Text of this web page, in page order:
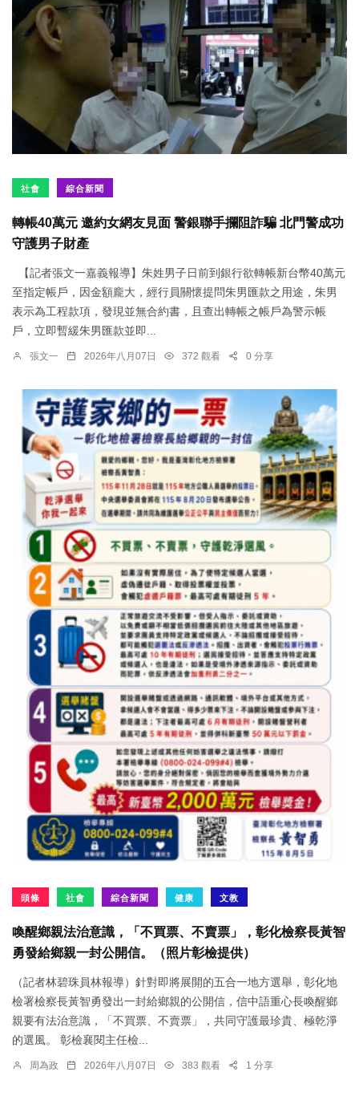
社會 綜合新聞
轉帳40萬元 邀約女網友見面 警銀聯手攔阻詐騙 北門警成功
守護男子財產
【記者張文一嘉義報導】朱姓男子日前到銀行欲轉帳新台幣40萬元
至指定帳戶，因金額龐大，經行員關懷提問朱男匯款之用途，朱男
表示為工程款項，發現並無合約書，且查出轉帳之帳戶為警示帳
戶，立即暫緩朱男匯款並即...
張文一 2026年八月07日 372 觀看 0 分享
頭條 社會 綜合新聞 健康 文教
喚醒鄉親法治意識，「不買票、不賣票」，彰化檢察長黃智
勇發給鄉親一封公開信。（照片彰檢提供）
（記者林碧珠員林報導）針對即將展開的五合一地方選舉，彰化地
檢署檢察長黃智勇發出一封給鄉親的公開信，信中語重心長喚醒鄉
親要有法治意識，「不買票、不賣票」，共同守護最珍貴、極乾淨
的選風。 彰檢襄閱主任檢...
周為政 2026年八月07日 383 觀看 1 分享